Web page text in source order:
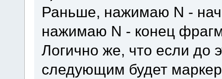
Раньше, нажимаю N -
нажимаю N - конец
Логично же, что если до
следующим будет